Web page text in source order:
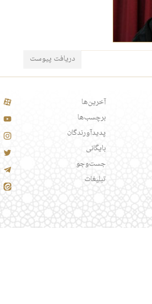
دریافت پیوست
آخرین‌ها
برچسب‌ها
پدیدآورندگان
بایگانی
جست‌وجو
تبلیغات